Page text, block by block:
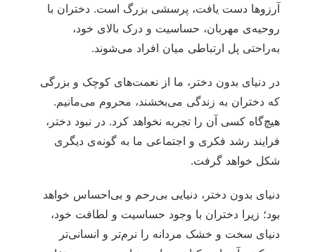
آرزوها دست یافت، پرسشی بزرگ است. دختران با
روحیه‌ی مهربان، حساسیت و درک بالای خود،
به‌راحتی پل ارتباطی میان افراد می‌شوند.
در دنیای بدون دختر، ما از نعمت‌های کوچک و بزرگی
که دختران به زندگی می‌بخشند، محروم می‌مانیم.
هیچ‌گاه کسی آن را تجربه نخواهد کرد. در نبود دختر،
فرایند رشد فکری و اجتماعی ما به گونه‌ی دیگری
شکل خواهد گرفت.
دنیای بدون دختر، دنیایی بی‌رحم و بی‌احساس خواهد
بود؛ زیرا دختران با وجود حساسیت و لطافت خود،
دنیای سخت و خشک مردانه را نرم‌تر و انسانی‌تر